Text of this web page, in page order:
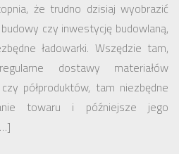
że trudno dzisiaj wyobrazić
czy inwestycję budowlaną,
ładowarki. Wszędzie tam,
dostawy materiałów
półproduktów, tam niezbędne
towaru i późniejsze jego